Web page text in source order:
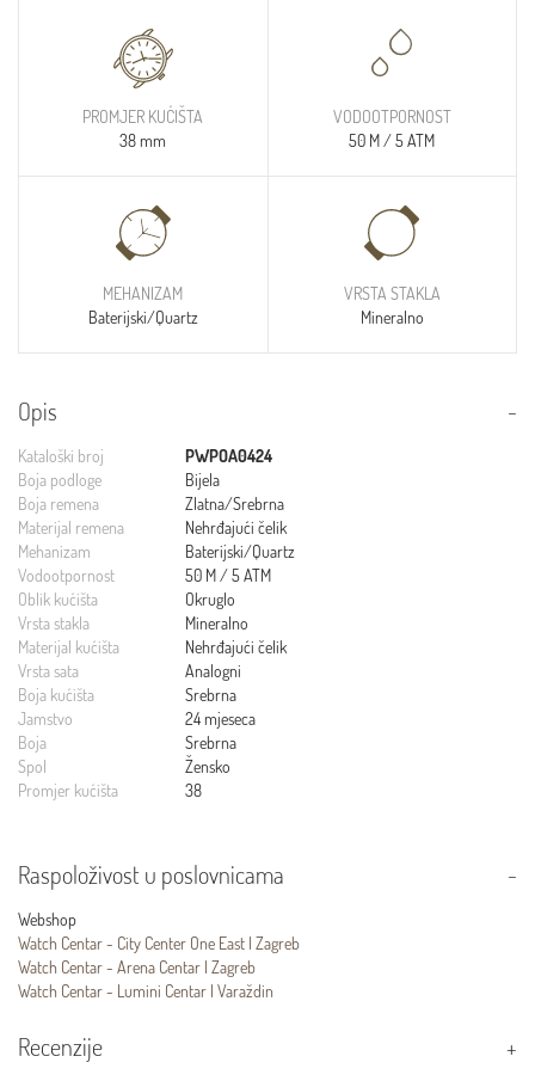
PROMJER KUĆIŠTA
38 mm
VODOOTPORNOST
50 M / 5 ATM
MEHANIZAM
Baterijski/Quartz
VRSTA STAKLA
Mineralno
Opis
Kataloški broj
PWPOA0424
Boja podloge
Bijela
Boja remena
Zlatna/Srebrna
Materijal remena
Nehrđajući čelik
Mehanizam
Baterijski/Quartz
Vodootpornost
50 M / 5 ATM
Oblik kućišta
Okruglo
Vrsta stakla
Mineralno
Materijal kućišta
Nehrđajući čelik
Vrsta sata
Analogni
Boja kućišta
Srebrna
Jamstvo
24 mjeseca
Boja
Srebrna
Spol
Žensko
Promjer kućišta
38
Raspoloživost u poslovnicama
Webshop
Watch Centar - City Center One East | Zagreb
Watch Centar - Arena Centar | Zagreb
Watch Centar - Lumini Centar | Varaždin
Recenzije